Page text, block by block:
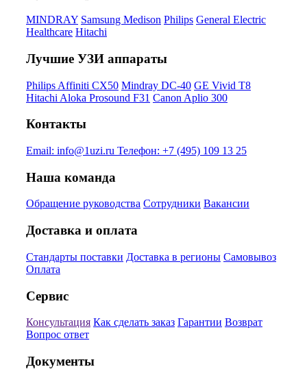
MINDRAY Samsung Medison Philips General Electric
Healthcare Hitachi
Лучшие УЗИ аппараты
Philips Affiniti CX50 Mindray DC-40 GE Vivid T8
Hitachi Aloka Prosound F31 Canon Aplio 300
Контакты
Email: info@1uzi.ru Телефон: +7 (495) 109 13 25
Наша команда
Обращение руководства Сотрудники Вакансии
Доставка и оплата
Стандарты поставки Доставка в регионы Самовывоз
Оплата
Сервис
Консультация Как сделать заказ Гарантии Возврат
Вопрос ответ
Документы